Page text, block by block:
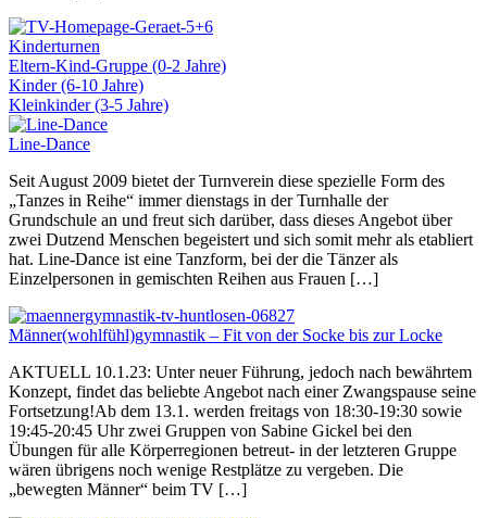
Kinderturnen
Eltern-Kind-Gruppe (0-2 Jahre)
Kinder (6-10 Jahre)
Kleinkinder (3-5 Jahre)
Line-Dance
Seit August 2009 bietet der Turnverein diese spezielle Form des
„Tanzes in Reihe“ immer dienstags in der Turnhalle der
Grundschule an und freut sich darüber, dass dieses Angebot über
zwei Dutzend Menschen begeistert und sich somit mehr als etabliert
hat. Line-Dance ist eine Tanzform, bei der die Tänzer als
Einzelpersonen in gemischten Reihen aus Frauen […]
Männer(wohlfühl)gymnastik – Fit von der Socke bis zur Locke
AKTUELL 10.1.23: Unter neuer Führung, jedoch nach bewährtem
Konzept, findet das beliebte Angebot nach einer Zwangspause seine
Fortsetzung!Ab dem 13.1. werden freitags von 18:30-19:30 sowie
19:45-20:45 Uhr zwei Gruppen von Sabine Gickel bei den
Übungen für alle Körperregionen betreut- in der letzteren Gruppe
wären übrigens noch wenige Restplätze zu vergeben. Die
„bewegten Männer“ beim TV […]